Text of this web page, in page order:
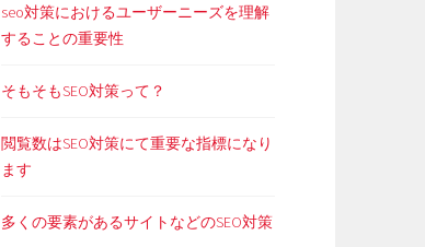
seo対策におけるユーザーニーズを理解
することの重要性
そもそもSEO対策って？
閲覧数はSEO対策にて重要な指標になり
ます
多くの要素があるサイトなどのSEO対策